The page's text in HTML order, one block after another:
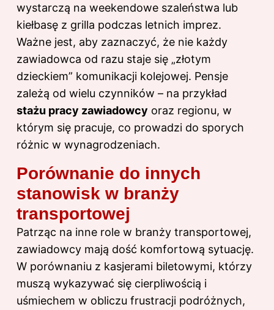
wystarczą na weekendowe szaleństwa lub
kiełbasę z grilla podczas letnich imprez.
Ważne jest, aby zaznaczyć, że nie każdy
zawiadowca od razu staje się „złotym
dzieckiem” komunikacji kolejowej. Pensje
zależą od wielu czynników – na przykład
stażu pracy zawiadowcy oraz regionu, w
którym się pracuje, co prowadzi do sporych
różnic w wynagrodzeniach.
Porównanie do innych
stanowisk w branży
transportowej
Patrząc na inne role w branży transportowej,
zawiadowcy mają dość komfortową sytuację.
W porównaniu z kasjerami biletowymi, którzy
muszą wykazywać się cierpliwością i
uśmiechem w obliczu frustracji podróżnych,